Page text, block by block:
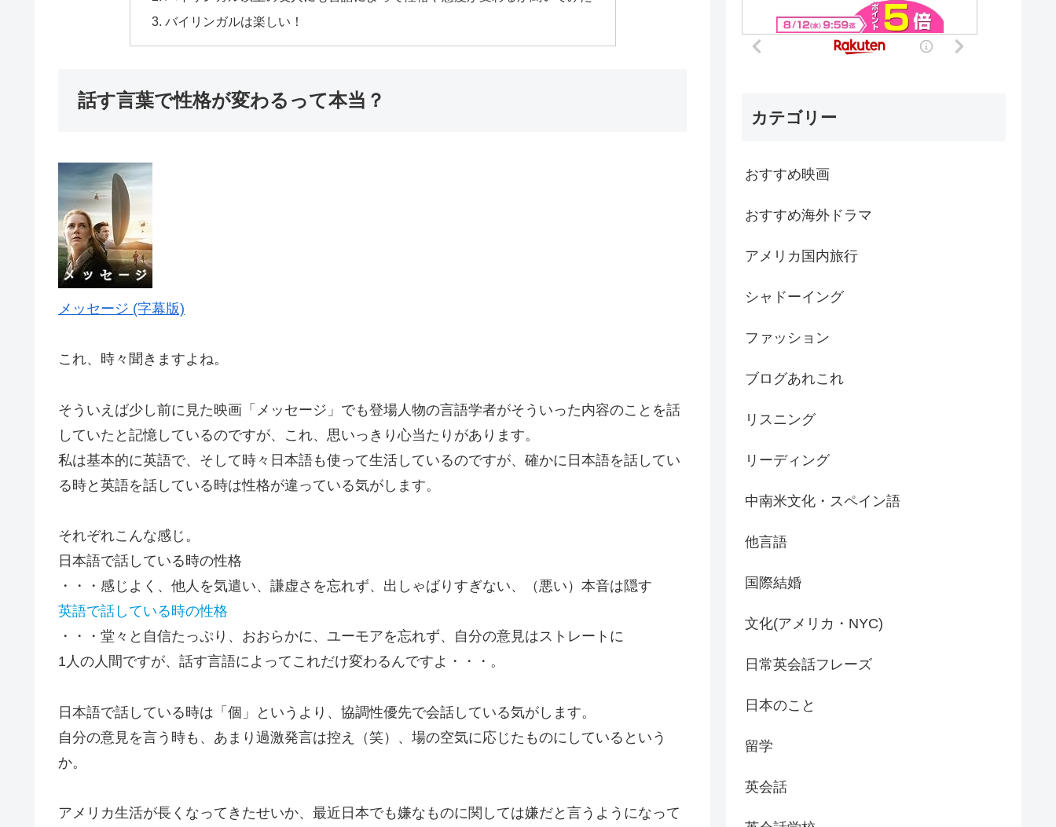
バイリンガルは楽しい！
話す言葉で性格が変わるって本当？
メッセージ (字幕版)
これ、時々聞きますよね。
そういえば少し前に見た映画「メッセージ」でも登場人物の言語学者がそういった内容のことを話
していたと記憶しているのですが、これ、思いっきり心当たりがあります。
私は基本的に英語で、そして時々日本語も使って生活しているのですが、確かに日本語を話してい
る時と英語を話している時は性格が違っている気がします。
それぞれこんな感じ。
日本語で話している時の性格
・・・ 感じよく、他人を気遣い、謙虚さを忘れず、出しゃばりすぎない、（悪い）本音は隠す
英語で話している時の性格
・・・ 堂々と自信たっぷり、おおらかに、ユーモアを忘れず、自分の意見はストレートに
1人の人間ですが、話す言語によってこれだけ変わるんですよ・・・。
日本語で話している時は 「個」というより、協調性優先で会話 している気がします。
自分の意見を言う時も、あまり過激発言は控え（笑）、場の空気に応じたものにしているという
か。
アメリカ生活が長くなってきたせいか、最近日本でも嫌なものに関しては嫌だと言うようになって
カテゴリー
おすすめ映画
おすすめ海外ドラマ
アメリカ国内旅行
シャドーイング
ファッション
ブログあれこれ
リスニング
リーディング
中南米文化・スペイン語
他言語
国際結婚
文化(アメリカ・NYC)
日常英会話フレーズ
日本のこと
留学
英会話